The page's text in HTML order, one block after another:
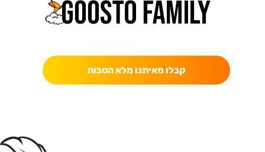
קבלו מאיתנו מלא הטבות